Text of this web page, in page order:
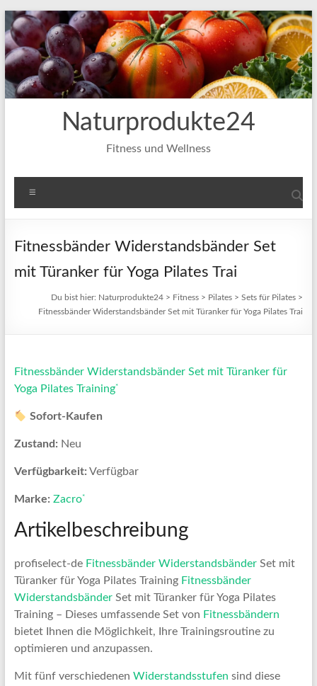
Zum
Inhalt
springen
Naturprodukte24
Fitness und Wellness
Fitnessbänder Widerstandsbänder Set
mit Türanker für Yoga Pilates Trai
Du bist hier: Naturprodukte24 > Fitness > Pilates >Sets für Pilates >
Fitnessbänder Widerstandsbänder Set mit Türanker für Yoga Pilates Trai
Fitnessbänder Widerstandsbänder Set mit Türanker für
Yoga Pilates Training*
Sofort-Kaufen
Zustand: Neu
Verfügbarkeit: Verfügbar
Marke: Zacro*
Artikelbeschreibung
profiselect-de Fitnessbänder WiderstandsbänderSet mit
Türanker für Yoga Pilates Training Fitnessbänder
WiderstandsbänderSet mit Türanker für Yoga Pilates
Training – Dieses umfassende Set von Fitnessbändern
bietet Ihnen die Möglichkeit, Ihre Trainingsroutine zu
optimieren und anzupassen.
Mit fünf verschiedenen Widerstandsstufen sind diese